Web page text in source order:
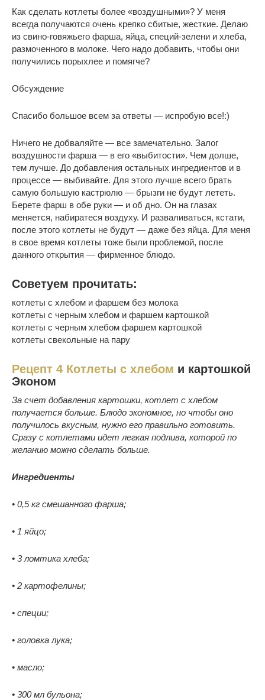
Как сделать котлеты более «воздушными»? У меня
всегда получаются очень крепко сбитые, жесткие. Делаю
из свино-говяжьего фарша, яйца, специй-зелени и хлеба,
размоченного в молоке. Чего надо добавить, чтобы они
получились порыхлее и помягче?
Обсуждение
Спасибо большое всем за ответы — испробую все!:)
Ничего не добваляйте — все замечательно. Залог
воздушности фарша — в его «выбитости». Чем долше,
тем лучше. До добавления остальных ингредиентов и в
процессе — выбивайте. Для этого лучше всего брать
самую большую кастрюлю — брызги не будут лететь.
Берете фарш в обе руки — и об дно. Он на глазах
меняется, набиратеся воздуху. И разваливаться, кстати,
после этого котлеты не будут — даже без яйца. Для меня
в свое время котлеты тоже были проблемой, после
данного открытия — фирменное блюдо.
Советуем прочитать:
котлеты с хлебом и фаршем без молока
котлеты с черным хлебом и фаршем картошкой
котлеты с черным хлебом фаршем картошкой
котлеты свекольные на пару
Рецепт 4 Котлеты с хлебом и картошкой
Эконом
За счет добавления картошки, котлет с хлебом
получается больше. Блюдо экономное, но чтобы оно
получилось вкусным, нужно его правильно готовить.
Сразу с котлетами идет легкая подлива, которой по
желанию можно сделать больше.
Ингредиенты
• 0,5 кг смешанного фарша;
• 1 яйцо;
• 3 ломтика хлеба;
• 2 картофелины;
• специи;
• головка лука;
• масло;
• 300 мл бульона;